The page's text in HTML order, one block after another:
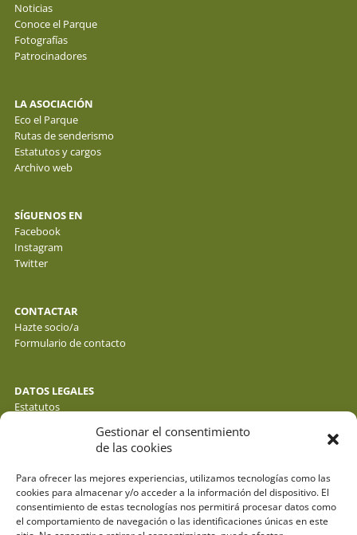
Gestionar el consentimiento
de las cookies
Para ofrecer las mejores experiencias, utilizamos tecnologías como las
cookies para almacenar y/o acceder a la información del dispositivo. El
consentimiento de estas tecnologías nos permitirá procesar datos como
el comportamiento de navegación o las identificaciones únicas en este
Noticias
Conoce el Parque
Fotografías
Patrocinadores
LA ASOCIACIÓN
Eco el Parque
Rutas de senderismo
Estatutos y cargos
Archivo web
SÍGUENOS EN
Facebook
Instagram
Twitter
CONTACTAR
Hazte socio/a
Formulario de contacto
DATOS LEGALES
Estatutos
Política de cookies